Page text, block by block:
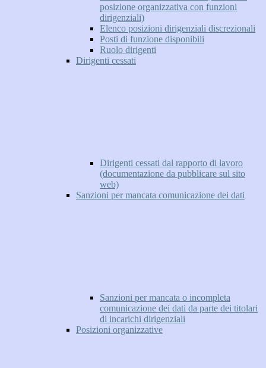
posizione organizzativa con funzioni
dirigenziali)
Elenco posizioni dirigenziali discrezionali
Posti di funzione disponibili
Ruolo dirigenti
Dirigenti cessati
Dirigenti cessati dal rapporto di lavoro
(documentazione da pubblicare sul sito
web)
Sanzioni per mancata comunicazione dei dati
Sanzioni per mancata o incompleta
comunicazione dei dati da parte dei titolari
di incarichi dirigenziali
Posizioni organizzative